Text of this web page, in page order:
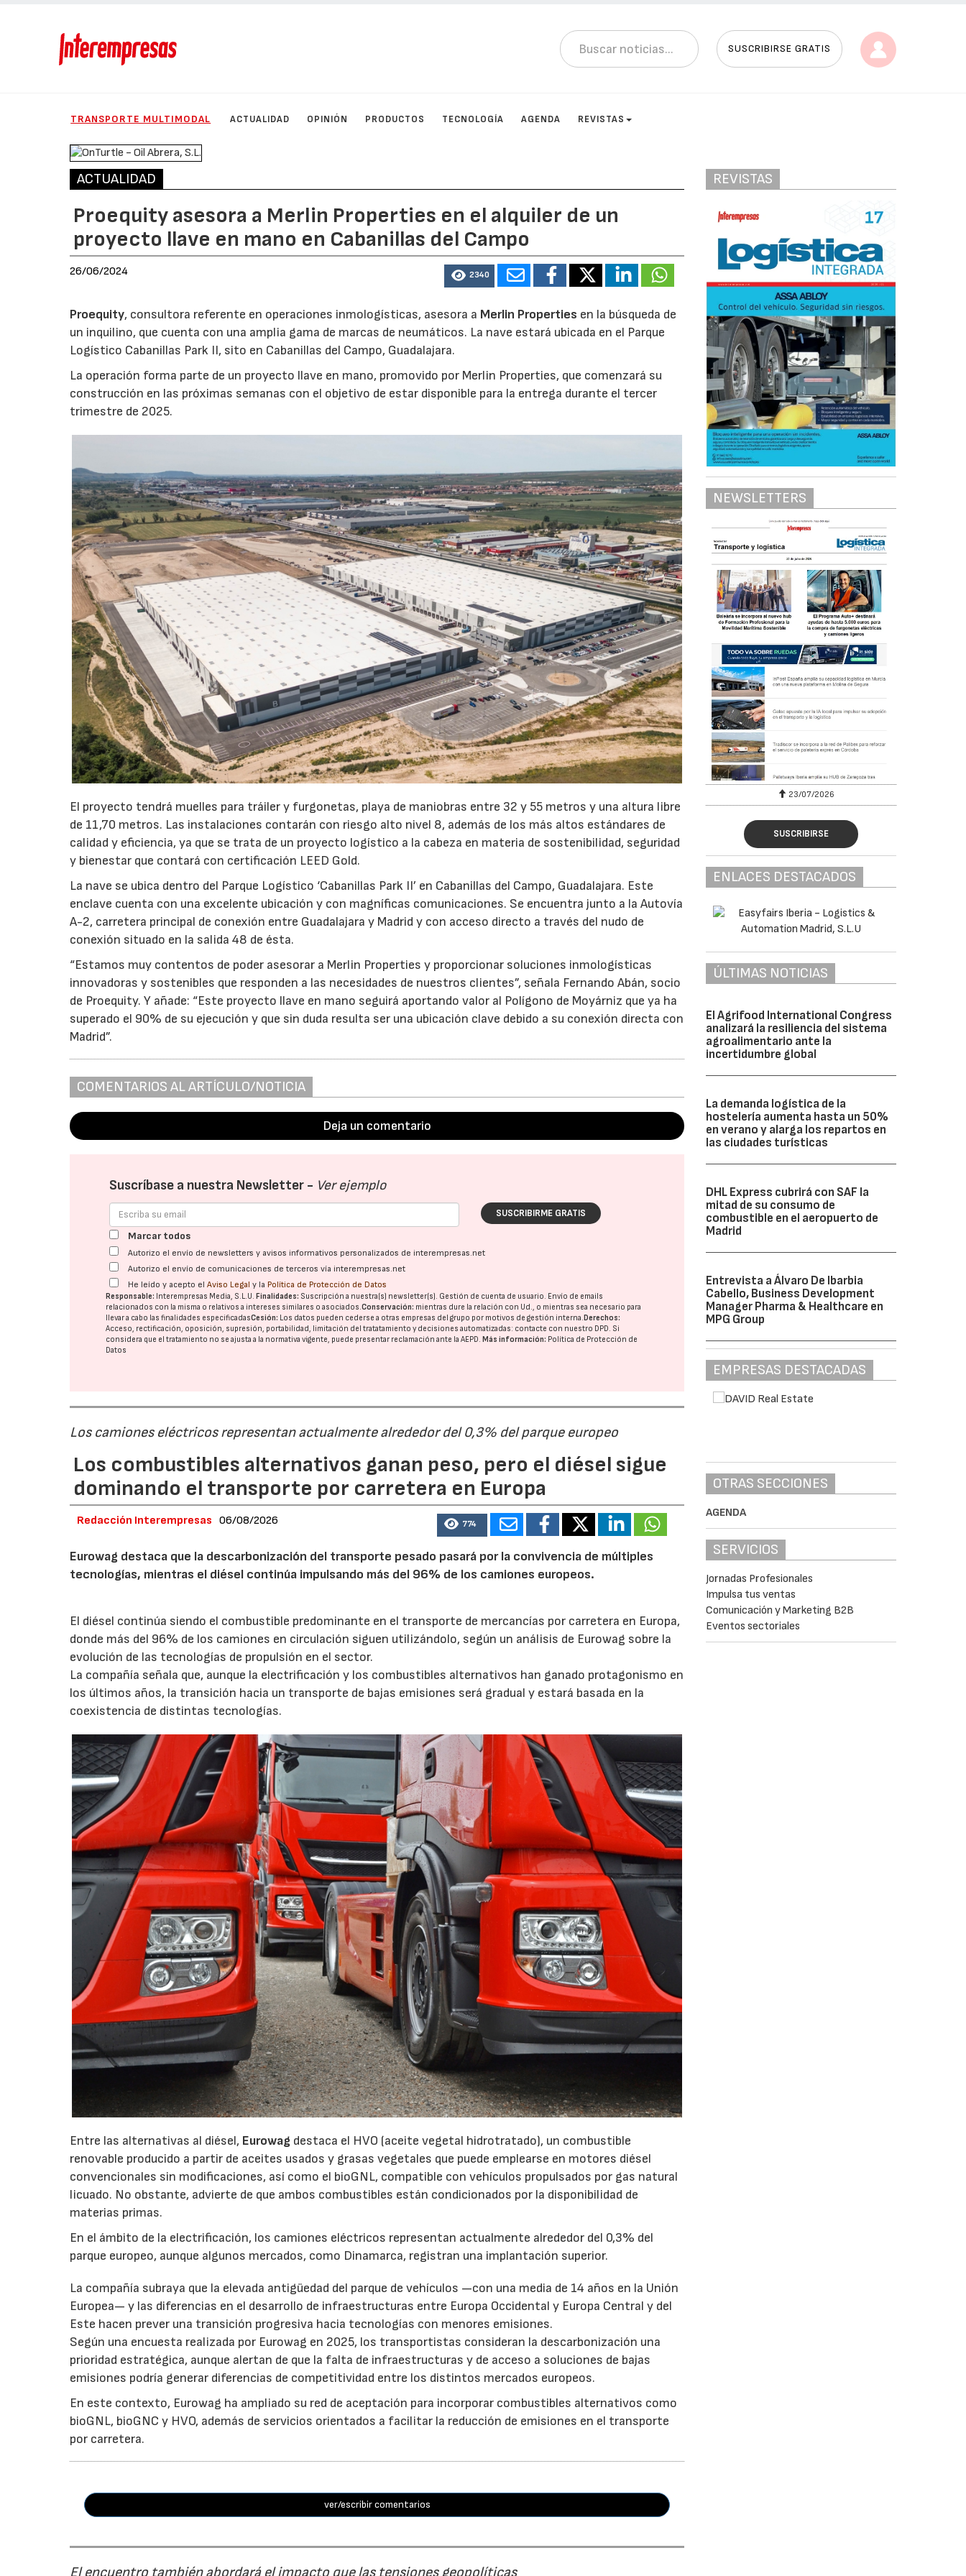
SUSCRIBIRSE GRATIS
TRANSPORTE MULTIMODAL ACTUALIDAD OPINIÓN PRODUCTOS TECNOLOGÍA AGENDA REVISTAS
ACTUALIDAD
Proequity asesora a Merlin Properties en el alquiler de un
proyecto llave en mano en Cabanillas del Campo
26/06/2024 2340
Proequity, consultora referente en operaciones inmologísticas, asesora a Merlin Properties en la búsqueda de
un inquilino, que cuenta con una amplia gama de marcas de neumáticos. La nave estará ubicada en el Parque
Logístico Cabanillas Park II, sito en Cabanillas del Campo, Guadalajara.
La operación forma parte de un proyecto llave en mano, promovido por Merlin Properties, que comenzará su
construcción en las próximas semanas con el objetivo de estar disponible para la entrega durante el tercer
trimestre de 2025.
El proyecto tendrá muelles para tráiler y furgonetas, playa de maniobras entre 32 y 55 metros y una altura libre
de 11,70 metros. Las instalaciones contarán con riesgo alto nivel 8, además de los más altos estándares de
calidad y eficiencia, ya que se trata de un proyecto logístico a la cabeza en materia de sostenibilidad, seguridad
y bienestar que contará con certificación LEED Gold.
La nave se ubica dentro del Parque Logístico ‘Cabanillas Park II’ en Cabanillas del Campo, Guadalajara. Este
enclave cuenta con una excelente ubicación y con magníficas comunicaciones. Se encuentra junto a la Autovía
A-2, carretera principal de conexión entre Guadalajara y Madrid y con acceso directo a través del nudo de
conexión situado en la salida 48 de ésta.
“Estamos muy contentos de poder asesorar a Merlin Properties y proporcionar soluciones inmologísticas
innovadoras y sostenibles que responden a las necesidades de nuestros clientes”, señala Fernando Abán, socio
de Proequity. Y añade: “Este proyecto llave en mano seguirá aportando valor al Polígono de Moyárniz que ya ha
superado el 90% de su ejecución y que sin duda resulta ser una ubicación clave debido a su conexión directa con
Madrid”.
COMENTARIOS AL ARTÍCULO/NOTICIA
Deja un comentario
Suscríbase a nuestra Newsletter - Ver ejemplo
SUSCRIBIRME GRATIS
Marcar todos
Autorizo el envío de newsletters y avisos informativos personalizados de interempresas.net
Autorizo el envío de comunicaciones de terceros vía interempresas.net
He leído y acepto elAviso Legal y la Política de Protección de Datos
Responsable: Interempresas Media, S.L.U.Finalidades: Suscripción a nuestra(s) newsletter(s). Gestión de cuenta de usuario. Envío de emails
relacionados con la misma o relativos a intereses similares o asociados.Conservación: mientras dure la relación con Ud., o mientras sea necesario para
llevar a cabo las finalidades especificadasCesión: Los datos pueden cederse a otras empresas del grupo por motivos de gestión interna.Derechos:
Acceso, rectificación, oposición, supresión, portabilidad, limitación del tratatamiento y decisiones automatizadas: contacte con nuestro DPD. Si
considera que el tratamiento no se ajusta a la normativa vigente, puede presentar reclamación ante laAEPD.Más información: Política de Protección de
Datos
Los camiones eléctricos representan actualmente alrededor del 0,3% del parque europeo
Los combustibles alternativos ganan peso, pero el diésel sigue
dominando el transporte por carretera en Europa
Redacción Interempresas 06/08/2026 774
Eurowag destaca que la descarbonización del transporte pesado pasará por la convivencia de múltiples
tecnologías, mientras el diésel continúa impulsando más del 96% de los camiones europeos.
El diésel continúa siendo el combustible predominante en el transporte de mercancías por carretera en Europa,
donde más del 96% de los camiones en circulación siguen utilizándolo, según un análisis de Eurowag sobre la
evolución de las tecnologías de propulsión en el sector.
La compañía señala que, aunque la electrificación y los combustibles alternativos han ganado protagonismo en
los últimos años, la transición hacia un transporte de bajas emisiones será gradual y estará basada en la
coexistencia de distintas tecnologías.
Entre las alternativas al diésel, Eurowag destaca el HVO (aceite vegetal hidrotratado), un combustible
renovable producido a partir de aceites usados y grasas vegetales que puede emplearse en motores diésel
convencionales sin modificaciones, así como el bioGNL, compatible con vehículos propulsados por gas natural
licuado. No obstante, advierte de que ambos combustibles están condicionados por la disponibilidad de
materias primas.
En el ámbito de la electrificación, los camiones eléctricos representan actualmente alrededor del 0,3% del
parque europeo, aunque algunos mercados, como Dinamarca, registran una implantación superior.
La compañía subraya que la elevada antigüedad del parque de vehículos —con una media de 14 años en la Unión
Europea— y las diferencias en el desarrollo de infraestructuras entre Europa Occidental y Europa Central y del
Este hacen prever una transición progresiva hacia tecnologías con menores emisiones.
Según una encuesta realizada por Eurowag en 2025, los transportistas consideran la descarbonización una
prioridad estratégica, aunque alertan de que la falta de infraestructuras y de acceso a soluciones de bajas
emisiones podría generar diferencias de competitividad entre los distintos mercados europeos.
En este contexto, Eurowag ha ampliado su red de aceptación para incorporar combustibles alternativos como
bioGNL, bioGNC y HVO, además de servicios orientados a facilitar la reducción de emisiones en el transporte
por carretera.
ver/escribir comentarios
El encuentro también abordará el impacto que las tensiones geopolíticas
REVISTAS
NEWSLETTERS
30/07/2026
SUSCRIBIRSE
ENLACES DESTACADOS
ÚLTIMAS NOTICIAS
El Agrifood International Congress
analizará la resiliencia del sistema
agroalimentario ante la
incertidumbre global
La demanda logística de la
hostelería aumenta hasta un 50%
en verano y alarga los repartos en
las ciudades turísticas
DHL Express cubrirá con SAF la
mitad de su consumo de
combustible en el aeropuerto de
Madrid
Entrevista a Álvaro De Ibarbia
Cabello, Business Development
Manager Pharma & Healthcare en
MPG Group
EMPRESAS DESTACADAS
OTRAS SECCIONES
AGENDA
SERVICIOS
Jornadas Profesionales
Impulsa tus ventas
Comunicación y Marketing B2B
Eventos sectoriales